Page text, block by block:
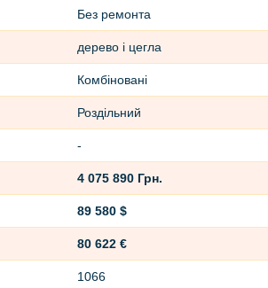
Без ремонта
дерево і цегла
Комбіновані
Роздільний
-
4 075 890 Грн.
89 580 $
80 622 €
1066